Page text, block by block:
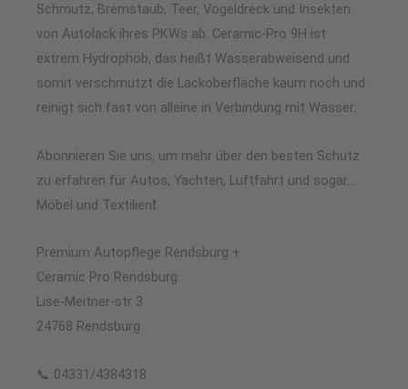
Schmutz, Bremstaub, Teer, Vogeldreck und Insekten
von Autolack ihres PKWs ab. Ceramic-Pro 9H ist
extrem Hydrophob, das heißt Wasserabweisend und
somit verschmutzt die Lackoberfläche kaum noch und
reinigt sich fast von alleine in Verbindung mit Wasser.
Abonnieren Sie uns, um mehr über den besten Schutz
zu erfahren für Autos, Yachten, Luftfahrt und sogar…
Möbel und Textilien❗
Premium Autopflege Rendsburg +
Ceramic Pro Rendsburg
Lise-Meitner-str 3
24768 Rendsburg
📞 04331/4384318